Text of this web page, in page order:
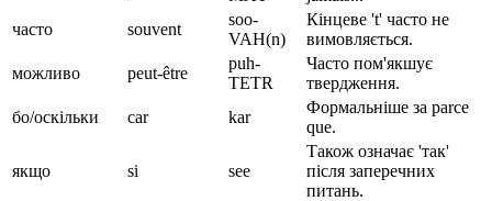
часто
souvent
soo-
VAH(n)
Кінцеве 't' часто не
вимовляється.
можливо
peut-être
puh-
TETR
Часто пом'якшує
твердження.
бо/оскільки
car kar
Формальніше за parce
que.
якщо si see
Також означає 'так'
після заперечних
питань.